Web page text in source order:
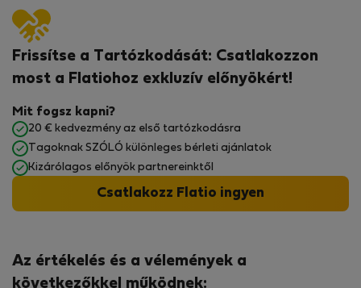
Az értékelés és a vélemények a
következőkkel működnek:
Frissítse a Tartózkodását: Csatlakozzon
most a Flatiohoz exkluzív előnyökért!
Mit fogsz kapni?
20 € kedvezmény az első tartózkodásra
Tagoknak SZÓLÓ különleges bérleti ajánlatok
Kizárólagos előnyök partnereinktől
Csatlakozz Flatio ingyen